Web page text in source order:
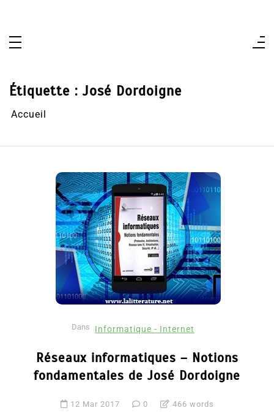
Étiquette : José Dordoigne
Accueil
Dans Informatique - Internet
Réseaux informatiques – Notions
fondamentales de José Dordoigne
12 Mar 2017 0 466 words